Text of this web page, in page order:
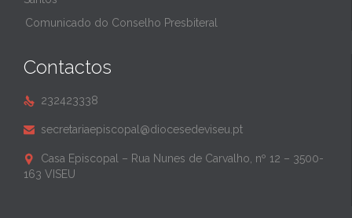
Comunicado do Conselho Presbiteral
Contactos
 232423338
 secretariaepiscopal@diocesedeviseu.pt

Casa Episcopal – Rua Nunes de Carvalho, nº 12 – 3500-
163 VISEU